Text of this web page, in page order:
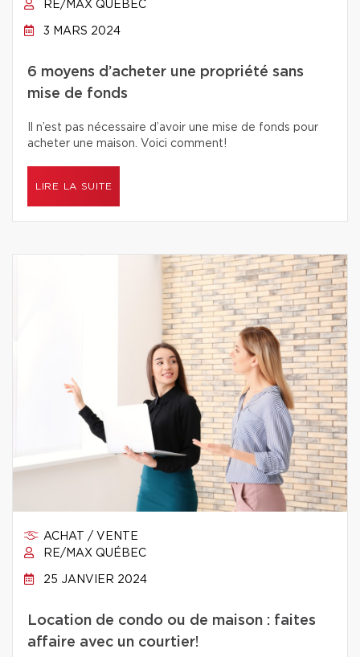
RE/MAX QUÉBEC
3 MARS 2024
6 moyens d’acheter une propriété sans
mise de fonds
Il n’est pas nécessaire d’avoir une mise de fonds pour
acheter une maison. Voici comment!
LIRE LA SUITE
ACHAT / VENTE
RE/MAX QUÉBEC
25 JANVIER 2024
Location de condo ou de maison : faites
affaire avec un courtier!